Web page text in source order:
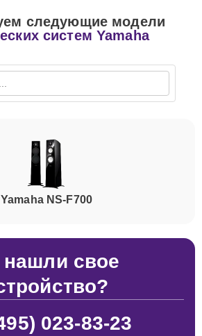
следующие модели
систем Yamaha
Yamaha NS-F700
нашли свое
023-83-23